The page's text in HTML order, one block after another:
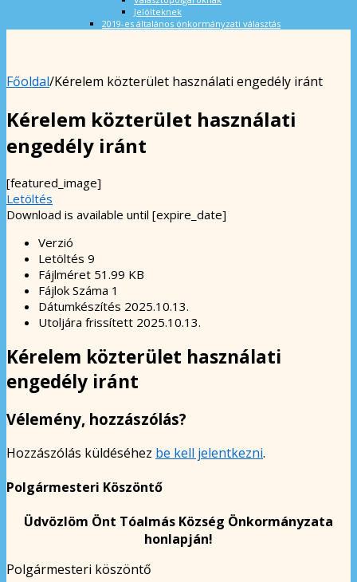
Jelölteknek
2019-es általános önkormányzati választás
Főoldal/Kérelem közterület használati engedély iránt
Kérelem közterület használati
engedély iránt
[featured_image]
Letöltés
Download is available until [expire_date]
Verzió
Letöltés 9
Fájlméret 51.99 KB
Fájlok Száma 1
Dátumkészítés 2025.10.13.
Utoljára frissített 2025.10.13.
Kérelem közterület használati
engedély iránt
Vélemény, hozzászólás?
Hozzászólás küldéséhez be kell jelentkezni.
Polgármesteri Köszöntő
Üdvözlöm Önt Tóalmás Község Önkormányzata
honlapján!
Polgármesteri köszöntő